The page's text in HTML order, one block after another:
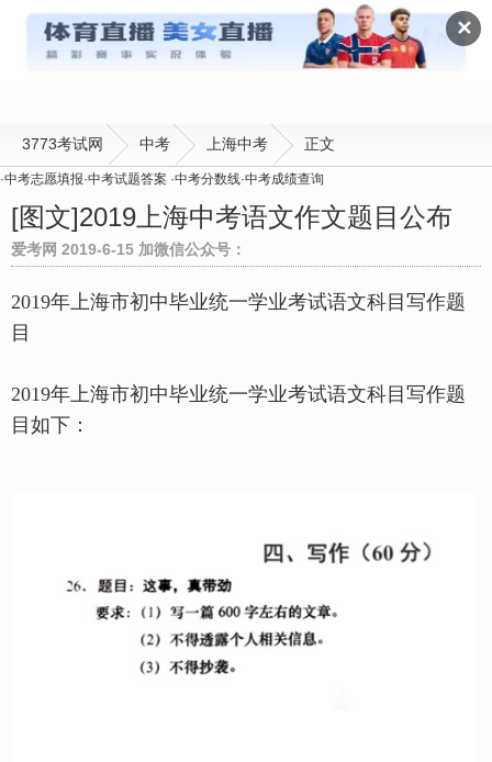
✕
上海中考
3773考试网 中考 上海中考 正文
·中考志愿填报·中考试题答案 ·中考分数线·中考成绩查询
[图文]2019上海中考语文作文题目公布
爱考网 2019-6-15 加微信公众号：
2019年上海市初中毕业统一学业考试语文科目写作题
目
2019年上海市初中毕业统一学业考试语文科目写作题
目如下：